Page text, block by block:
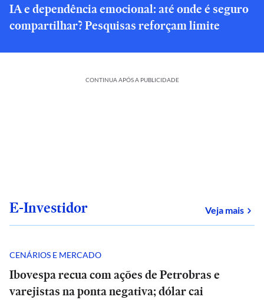
IA e dependência emocional: até onde é seguro
compartilhar? Pesquisas reforçam limite
CONTINUA APÓS A PUBLICIDADE
E-Investidor Veja mais
CENÁRIOS E MERCADO
Ibovespa recua com ações de Petrobras e
varejistas na ponta negativa; dólar cai